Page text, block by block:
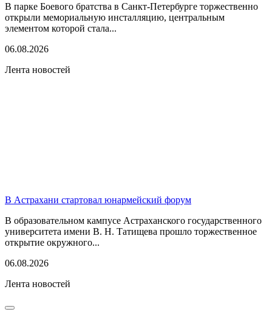
В парке Боевого братства в Санкт-Петербурге торжественно
открыли мемориальную инсталляцию, центральным
элементом которой стала...
06.08.2026
Лента новостей
В Астрахани стартовал юнармейский форум
В образовательном кампусе Астраханского государственного
университета имени В. Н. Татищева прошло торжественное
открытие окружного...
06.08.2026
Лента новостей